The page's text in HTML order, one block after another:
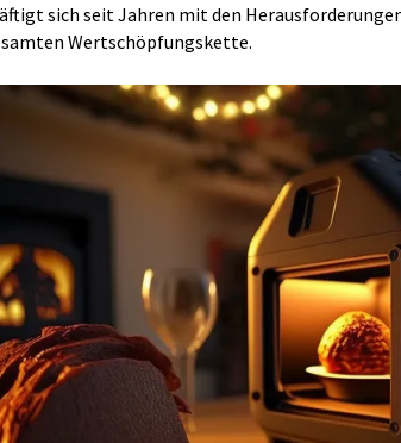
sich seit Jahren mit den
Wertschöpfungskette.